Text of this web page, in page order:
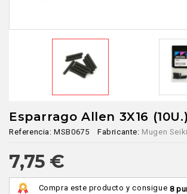
Esparrago Allen 3X16
Referencia: MSB0675 Fabricante: Mugen Seiki
7,75 €
Compra este producto y consigue 8